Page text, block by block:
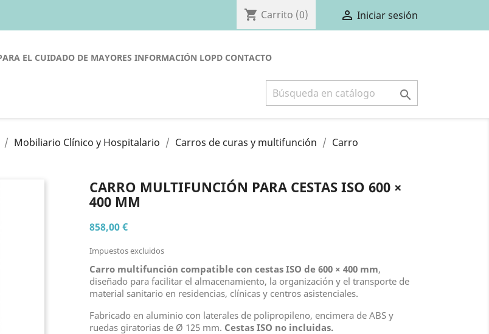
shopping_cart Carrito (0)  Iniciar sesión
EL CUIDADO DE MAYORES INFORMACIÓN LOPD CONTACTO

Mobiliario Clínico y Hospitalario Carros de curas y multifunción
Carro
CARRO MULTIFUNCIÓN PARA CESTAS ISO 600 ×
400 MM
858,00 €
Impuestos excluidos
Carro multifunción compatible con cestas ISO de 600 × 400 mm,
diseñado para facilitar el almacenamiento, la organización y el transporte de
material sanitario en residencias, clínicas y centros asistenciales.
Fabricado en aluminio con laterales de polipropileno, encimera de ABS y
ruedas giratorias de Ø 125 mm. Cestas ISO no incluidas.